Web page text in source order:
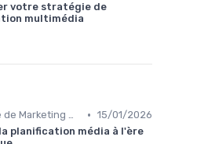
votre stratégie de
multimédia
Stratégie de Marketing Digital • 15/01/2026
planification média à l'ère